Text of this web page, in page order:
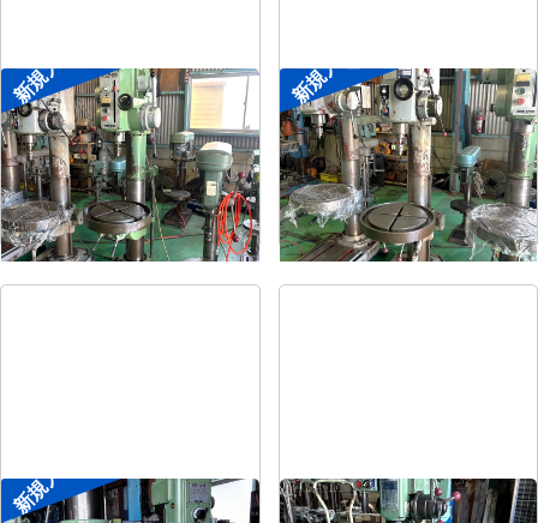
新規入荷
直立ボール盤
メーカー 森精機
形 式YD2-55
年 式-
新規入荷
直立ボール盤
メーカー 吉良
形 式 KRTG-540
年 式 -
新規入荷
ラジアルボール盤 卓上ボール盤